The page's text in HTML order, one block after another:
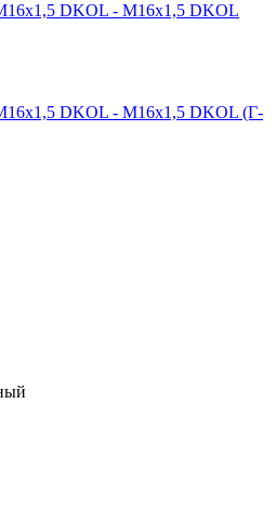
DKOL - M16x1,5 DKOL
DKOL - M16x1,5 DKOL (Г-